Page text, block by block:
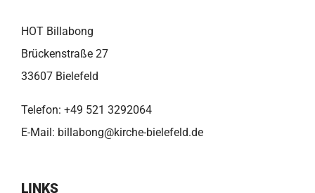
HOT Billabong
Brückenstraße 27
33607 Bielefeld
Telefon: +49 521 3292064
E-Mail: billabong@kirche-bielefeld.de
LINKS